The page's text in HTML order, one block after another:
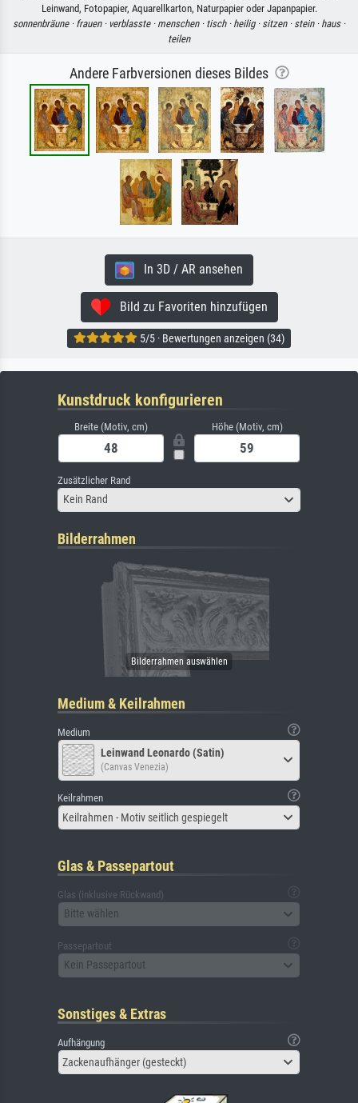
Leinwand, Fotopapier, Aquarellkarton, Naturpapier oder Japanpapier.
sonnenbräune · frauen · verblasste · menschen · tisch · heilig · sitzen · stein · haus ·
teilen
Andere Farbversionen dieses Bildes
In 3D / AR ansehen
Bild zu Favoriten hinzufügen
5/5 · Bewertungen anzeigen (34)
Kunstdruck konfigurieren
Breite (Motiv, cm) Höhe (Motiv, cm)
Zusätzlicher Rand
Kein Rand
Bilderrahmen
Medium & Keilrahmen
Medium
Leinwand Leonardo (Satin)
(Canvas Venezia)
Keilrahmen
Keilrahmen - Motiv seitlich gespiegelt
Glas & Passepartout
Glas (inklusive Rückwand)
Bitte wählen
Passepartout
Kein Passepartout
Sonstiges & Extras
Aufhängung
Zackenaufhänger (gesteckt)